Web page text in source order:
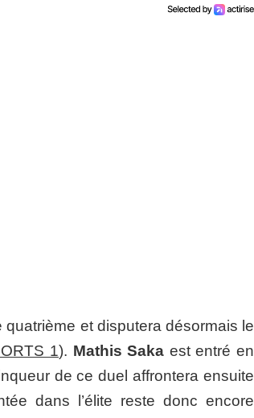
et disputera désormais le
1). Mathis Saka est entré en
de ce duel affrontera ensuite
dans l’élite reste donc encore